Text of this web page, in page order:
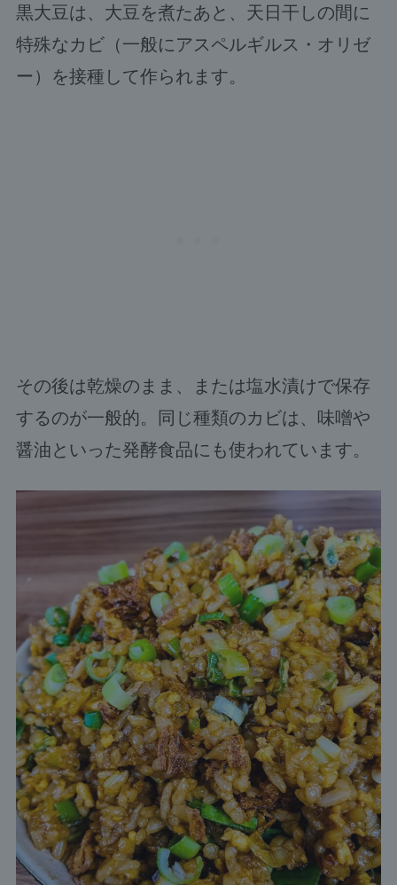
黒大豆は、大豆を煮たあと、天日干しの間に
特殊なカビ（一般にアスペルギルス・オリゼ
ー）を接種して作られます。
その後は乾燥のまま、または塩水漬けで保存
するのが一般的。同じ種類のカビは、味噌や
醤油といった発酵食品にも使われています。